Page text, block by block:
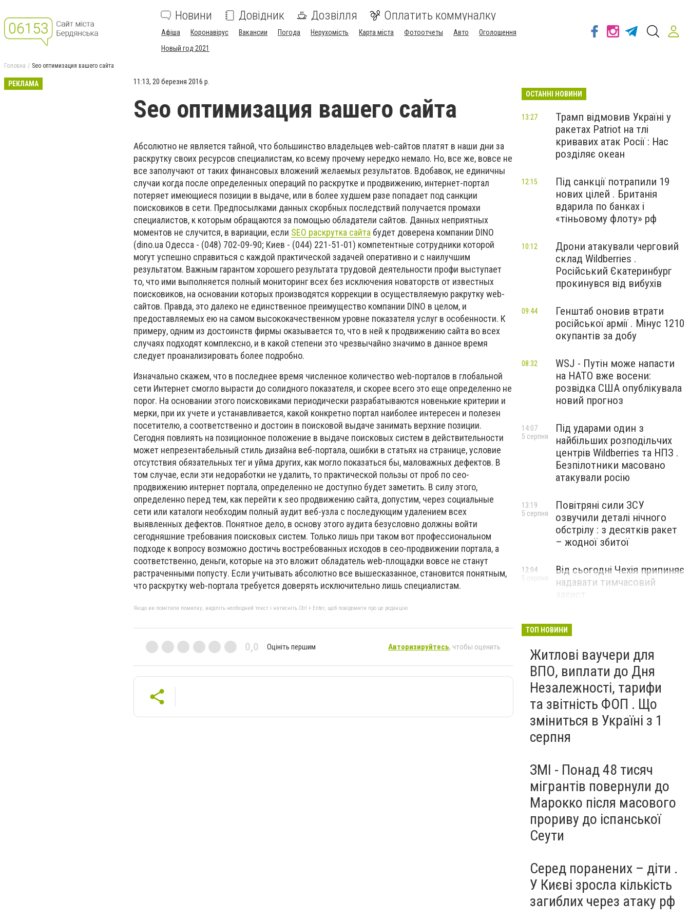
Новини Довідник Дозвілля Оплатить коммуналку
Афіша Коронавірус Вакансии Погода Нерухомість Карта міста Фотоотчеты Авто
Оголошення
Новый год 2021
Головна Seo оптимизация вашего сайта
РЕКЛАМА 11:13, 20 березня 2016 р.
Seo оптимизация вашего сайта
Абсолютно не является тайной, что большинство владельцев web-сайтов платят в наши дни за
раскрутку своих ресурсов специалистам, ко всему прочему нередко немало. Но, все же, вовсе не
все заполучают от таких финансовых вложений желаемых результатов. Вдобавок, не единичны
случаи когда после определенных операций по раскрутке и продвижению, интернет-портал
потеряет имеющиеся позиции в выдаче, или в более худшем разе попадает под санкции
поисковиков в сети. Предпосылками данных скорбных последствий получается промахи
специалистов, к которым обращаются за помощью обладатели сайтов. Данных неприятных
моментов не случится, в вариации, если SEO раскрутка сайта будет доверена компании DINO
(dino.ua Одесса - (048) 702-09-90; Киев - (044) 221-51-01) компетентные сотрудники которой
могут успешно справиться с каждой практической задачей оперативно и с наилучшим
результатом. Важным гарантом хорошего результата трудовой деятельности профи выступает
то, что ими выполняется полный мониторинг всех без исключения новаторств от известных
поисковиков, на основании которых производятся коррекции в осуществляемую ракрутку web-
сайтов. Правда, это далеко не единственное преимущество компании DINO в целом, и
предоставляемых ею на самом высококачественном уровне показателя услуг в особенности. К
примеру, одним из достоинств фирмы оказывается то, что в ней к продвижению сайта во всех
случаях подходят комплексно, и в какой степени это чрезвычайно значимо в данное время
следует проанализировать более подробно.
Изначально скажем, что в последнее время численное количество web-порталов в глобальной
сети Интернет смогло вырасти до солидного показателя, и скорее всего это еще определенно не
порог. На основании этого поисковиками периодически разрабатываются новенькие критерии и
мерки, при их учете и устанавливается, какой конкретно портал наиболее интересен и полезен
посетителю, а соответственно и достоин в поисковой выдаче занимать верхние позиции.
Сегодня повлиять на позиционное положение в выдаче поисковых систем в действительности
может непрезентабельный стиль дизайна веб-портала, ошибки в статьях на странице, условие
отсутствия обязательных тег и уйма других, как могло показаться бы, маловажных дефектов. В
том случае, если эти недоработки не удалить, то практической пользы от проб по сео-
продвижению интернет портала, определенно не доступно будет заметить. В силу этого,
определенно перед тем, как перейти к seo продвижению сайта, допустим, через социальные
сети или каталоги необходим полный аудит веб-узла с последующим удалением всех
выявленных дефектов. Понятное дело, в основу этого аудита безусловно должны войти
сегодняшние требования поисковых систем. Только лишь при таком вот профессиональном
подходе к вопросу возможно достичь востребованных исходов в сео-продвижении портала, а
соответственно, деньги, которые на это вложит обладатель web-площадки вовсе не станут
растраченными попусту. Если учитывать абсолютно все вышесказанное, становится понятным,
что раскрутку web-портала требуется доверять исключительно лишь специалистам.
Якщо ви помітили помилку, виділіть необхідний текст і натисніть Ctrl + Enter, щоб повідомити про це редакцію
0,0 Оцініть першим Авторизируйтесь, чтобы оценить
ОСТАННІ НОВИНИ
Трамп відмовив Україні у
ракетах Patriot на тлі
кривавих атак Росії : Нас
розділяє океан
13:27
Під санкції потрапили 19
нових цілей . Британія
вдарила по банках і
«тіньовому флоту» рф
12:15
Дрони атакували черговий
склад Wildberries .
Російський Єкатеринбург
прокинувся від вибухів
10:12
Генштаб оновив втрати
російської армії . Мінус 1210
окупантів за добу
09:44
WSJ - Путін може напасти
на НАТО вже восени:
розвідка США опублікувала
новий прогноз
08:32
Під ударами один з
найбільших розподільчих
центрів Wildberries та НПЗ .
Безпілотники масовано
атакували росію
14:07
5 серпня
Повітряні сили ЗСУ
озвучили деталі нічного
обстрілу : з десятків ракет
– жодної збитої
13:19
5 серпня
Від сьогодні Чехія припиняє
надавати тимчасовий
12:04
5 серпня
ТОП НОВИНИ
Житлові ваучери для
ВПО, виплати до Дня
Незалежності, тарифи
та звітність ФОП . Що
зміниться в Україні з 1
серпня
ЗМІ - Понад 48 тисяч
мігрантів повернули до
Марокко після масового
прориву до іспанської
Сеути
Серед поранених – діти .
У Києві зросла кількість
загиблих через атаку рф